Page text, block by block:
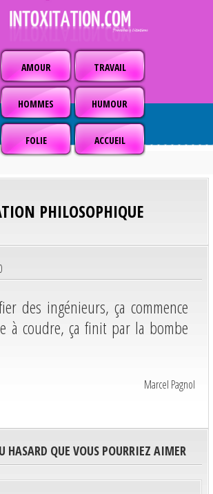
AMOUR TRAVAIL
HOMMES HUMOUR
FOLIE ACCUEIL
PHILOSOPHIQUE
des ingénieurs, ça commence
à coudre, ça finit par la bombe
Marcel Pagnol
HASARD QUE VOUS POURRIEZ AIMER